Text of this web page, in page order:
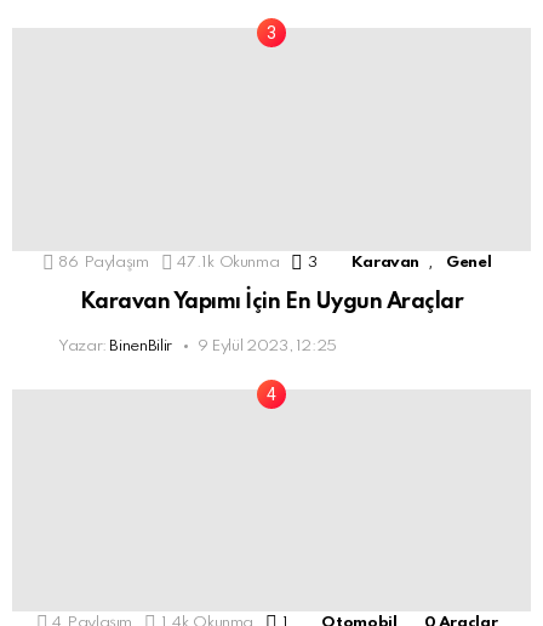
86 Paylaşım 47.1k Okunma 3 Comments
Karavan , Genel
Karavan Yapımı İçin En Uygun Araçlar
Yazar: BinenBilir 9 Eylül 2023, 12:25